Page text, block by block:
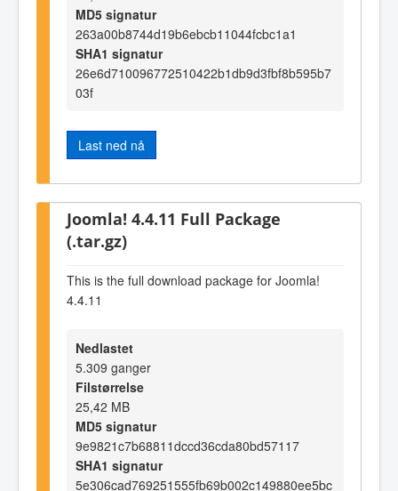
MD5 signatur
263a00b8744d19b6ebcb11044fcbc1a1
SHA1 signatur
26e6d710096772510422b1db9d3fbf8b595b7
03f
Last ned nå
Joomla! 4.4.11 Full Package
(.tar.gz)
This is the full download package for Joomla!
4.4.11
Nedlastet
5.309 ganger
Filstørrelse
25,42 MB
MD5 signatur
9e9821c7b68811dccd36cda80bd57117
SHA1 signatur
5e306cad769251555fb69b002c149880ee5bc